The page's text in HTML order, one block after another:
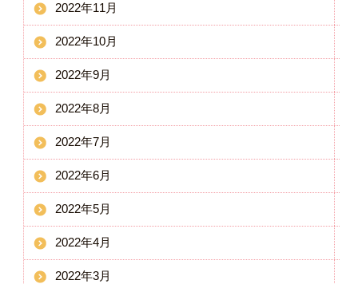
2022年11月
2022年10月
2022年9月
2022年8月
2022年7月
2022年6月
2022年5月
2022年4月
2022年3月